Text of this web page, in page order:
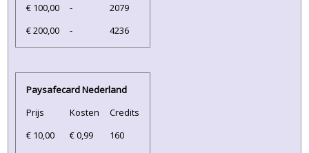
€ 100,00
-
2079
€ 200,00
- 4236
Paysafecard Nederland
Prijs
Kosten
Credits
€ 10,00
€ 0,99
160